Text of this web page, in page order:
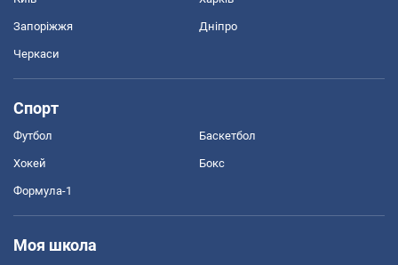
Запоріжжя Дніпро
Черкаси
Спорт
Футбол Баскетбол
Хокей Бокс
Формула-1
Моя школа